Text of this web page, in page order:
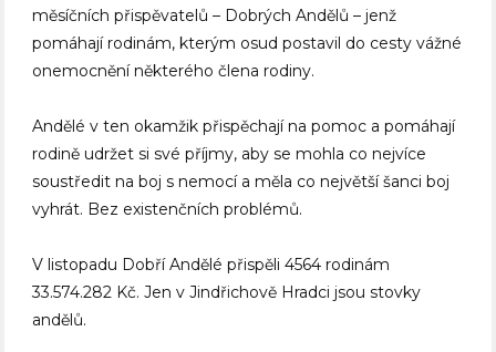
měsíčních přispěvatelů – Dobrých Andělů – jenž
pomáhají rodinám, kterým osud postavil do cesty vážné
onemocnění některého člena rodiny.
Andělé v ten okamžik přispěchají na pomoc a pomáhají
rodině udržet si své příjmy, aby se mohla co nejvíce
soustředit na boj s nemocí a měla co největší šanci boj
vyhrát. Bez existenčních problémů.
V listopadu Dobří Andělé přispěli 4564 rodinám
33.574.282 Kč. Jen v Jindřichově Hradci jsou stovky
andělů.